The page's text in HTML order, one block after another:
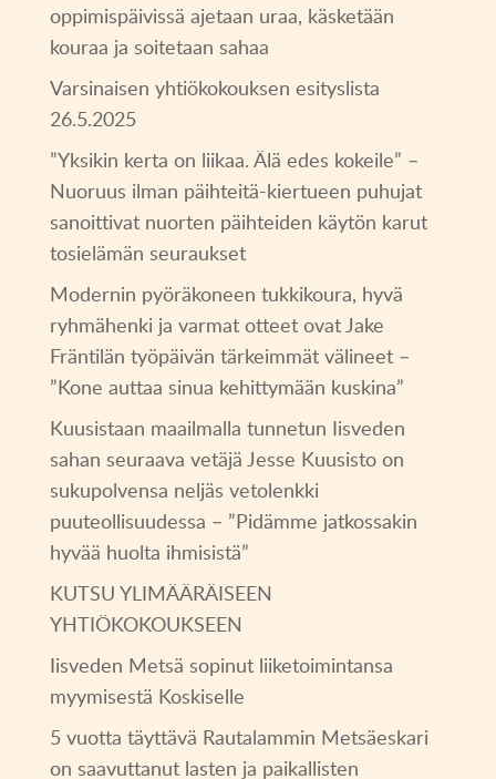
oppimispäivissä ajetaan uraa, käsketään
kouraa ja soitetaan sahaa
Varsinaisen yhtiökokouksen esityslista
26.5.2025
”Yksikin kerta on liikaa. Älä edes kokeile” –
Nuoruus ilman päihteitä-kiertueen puhujat
sanoittivat nuorten päihteiden käytön karut
tosielämän seuraukset
Modernin pyöräkoneen tukkikoura, hyvä
ryhmähenki ja varmat otteet ovat Jake
Fräntilän työpäivän tärkeimmät välineet –
”Kone auttaa sinua kehittymään kuskina”
Kuusistaan maailmalla tunnetun Iisveden
sahan seuraava vetäjä Jesse Kuusisto on
sukupolvensa neljäs vetolenkki
puuteollisuudessa – ”Pidämme jatkossakin
hyvää huolta ihmisistä”
KUTSU YLIMÄÄRÄISEEN
YHTIÖKOKOUKSEEN
Iisveden Metsä sopinut liiketoimintansa
myymisestä Koskiselle
5 vuotta täyttävä Rautalammin Metsäeskari
on saavuttanut lasten ja paikallisten